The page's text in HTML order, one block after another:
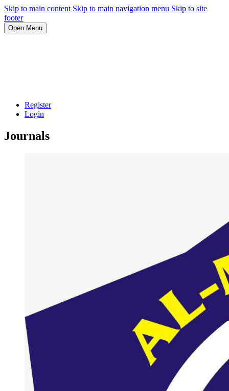
Skip to main content Skip to main navigation menu Skip to site
footer
Open Menu
Register
Login
Journals